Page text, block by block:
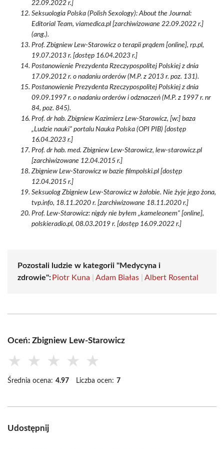
22.09.2022 r.]
Seksuologia Polska (Polish Sexology): About the Journal:
Editorial Team, viamedica.pl [zarchiwizowane 22.09.2022 r.]
(ang.).
Prof. Zbigniew Lew-Starowicz o terapii prądem [online], rp.pl,
19.07.2013 r. [dostęp 16.04.2023 r.]
Postanowienie Prezydenta Rzeczypospolitej Polskiej z dnia
17.09.2012 r. o nadaniu orderów (M.P. z 2013 r. poz. 131).
Postanowienie Prezydenta Rzeczypospolitej Polskiej z dnia
09.09.1997 r. o nadaniu orderów i odznaczeń (M.P. z 1997 r. nr
84, poz. 845).
Prof. dr hab. Zbigniew Kazimierz Lew-Starowicz, [w:] baza
„Ludzie nauki” portalu Nauka Polska (OPI PIB) [dostęp
16.04.2023 r.]
Prof. dr hab. med. Zbigniew Lew-Starowicz, lew-starowicz.pl
[zarchiwizowane 12.04.2015 r.]
Zbigniew Lew-Starowicz w bazie filmpolski.pl [dostęp
12.04.2015 r.]
Seksuolog Zbigniew Lew-Starowicz w żałobie. Nie żyje jego żona,
tvp.info, 18.11.2020 r. [zarchiwizowane 18.11.2020 r.]
Prof. Lew-Starowicz: nigdy nie byłem „kameleonem” [online],
polskieradio.pl, 08.03.2019 r. [dostęp 16.09.2022 r.]
Pozostali ludzie w kategorii "Medycyna i
zdrowie": Piotr Kuna Adam Białas Albert Rosental
Oceń: Zbigniew Lew-Starowicz
★ ★ ★ ★ ★
Średnia ocena: 4.97 Liczba ocen: 7
Udostępnij